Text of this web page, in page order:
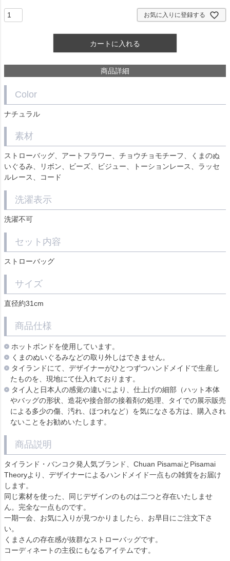
お気に入りに登録する
カートに入れる
商品詳細
Color
ナチュラル
素材
ストローバッグ、アートフラワー、チョウチョモチーフ、くまのぬ
いぐるみ、リボン、ビーズ、ビジュー、トーションレース、ラッセ
ルレース、コード
洗濯表示
洗濯不可
セット内容
ストローバッグ
サイズ
直径約31cm
商品仕様
ホットボンドを使用しています。
くまのぬいぐるみなどの取り外しはできません。
タイランドにて、デザイナーがひとつずつハンドメイドで生産し
たものを、現地にて仕入れております。
タイ人と日本人の感覚の違いにより、仕上げの細部（ハット本体
やバッグの形状、造花や接合部の接着剤の処理、タイでの展示販売
による多少の傷、汚れ、ほつれなど）を気になさる方は、購入され
ないことをお勧めいたします。
商品説明
タイランド・バンコク発人気ブランド、Chuan PisamaiとPisamai
Theoryより、デザイナーによるハンドメイド一点もの雑貨をお届け
します。
同じ素材を使った、同じデザインのものは二つと存在いたしませ
ん。完全な一点ものです。
一期一会、お気に入りが見つかりましたら、お早目にご注文下さ
い。
くまさんの存在感が抜群なストローバッグです。
コーディネートの主役にもなるアイテムです。